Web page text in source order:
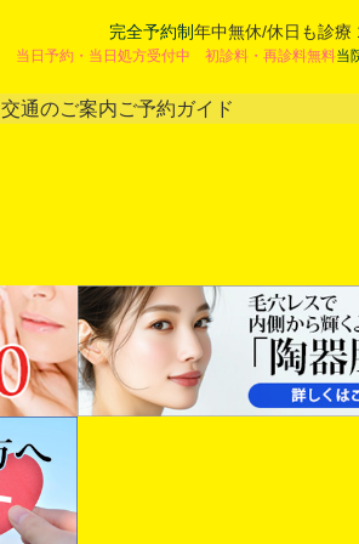
完全予約制年中無休/休日も診療
当日予約・当日処方受付中 初診料・再診料無料当
交通のご案内ご予約ガイド